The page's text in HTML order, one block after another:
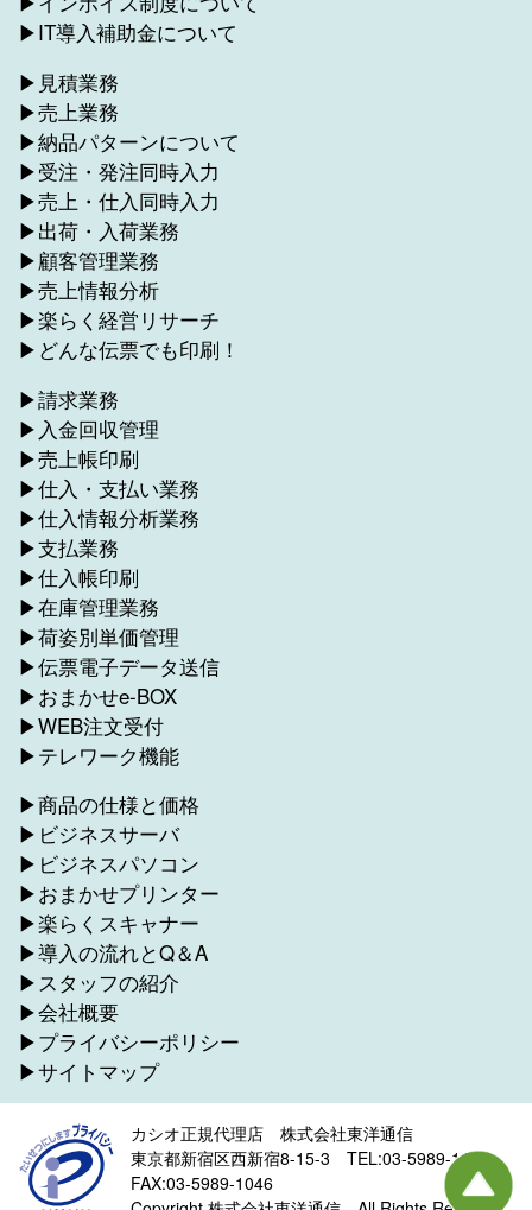
▶IT導入補助金について
▶見積業務
▶売上業務
▶納品パターンについて
▶受注・発注同時入力
▶売上・仕入同時入力
▶出荷・入荷業務
▶顧客管理業務
▶売上情報分析
▶楽らく経営リサーチ
▶どんな伝票でも印刷！
▶請求業務
▶入金回収管理
▶売上帳印刷
▶仕入・支払い業務
▶仕入情報分析業務
▶支払業務
▶仕入帳印刷
▶在庫管理業務
▶荷姿別単価管理
▶伝票電子データ送信
▶おまかせe-BOX
▶WEB注文受付
▶テレワーク機能
▶商品の仕様と価格
▶ビジネスサーバ
▶ビジネスパソコン
▶おまかせプリンター
▶楽らくスキャナー
▶導入の流れとQ＆A
▶スタッフの紹介
▶会社概要
▶プライバシーポリシー
▶サイトマップ
カシオ正規代理店 株式会社東洋通信
東京都新宿区西新宿8-15-3 TEL:03-5989-1045
FAX:03-5989-1046